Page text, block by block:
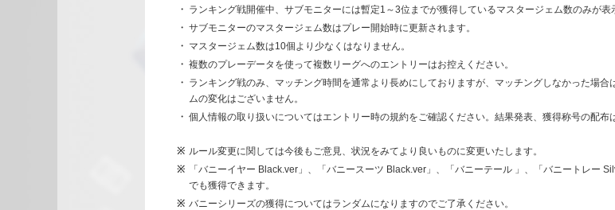
ランキング戦開催中、サブモニターには暫定1～3位までが獲得しているマスタージェム数のみが表
サブモニターのマスタージェム数はプレー開始時に更新されます。
マスタージェム数は10個より少なくはなりません。
複数のプレーデータを使って複数リーグへのエントリーはお控えください。
ランキング戦のみ、マッチング時間を通常より長めにしておりますが、マッチングしなかった場
ムの変化はございません。
個人情報の取り扱いについてはエントリー時の規約をご確認ください。結果発表、獲得称号の配布
ルール変更に関しては今後もご意見、状況をみてより良いものに変更いたします。
「バニーイヤー Black.ver」、「バニースーツ Black.ver」、「バニーテール 」、「バニートレー
でも獲得できます。
バニーシリーズの獲得についてはランダムになりますのでご了承ください。